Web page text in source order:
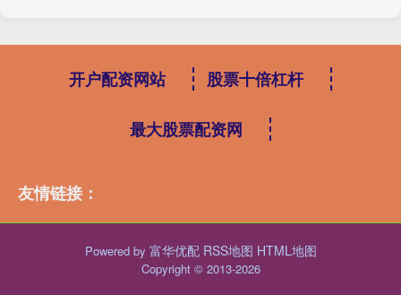
开户配资网站 股票十倍杠杆
最大股票配资网
友情链接：
Powered by 富华优配 RSS地图 HTML地图
Copyright © 2013-2026